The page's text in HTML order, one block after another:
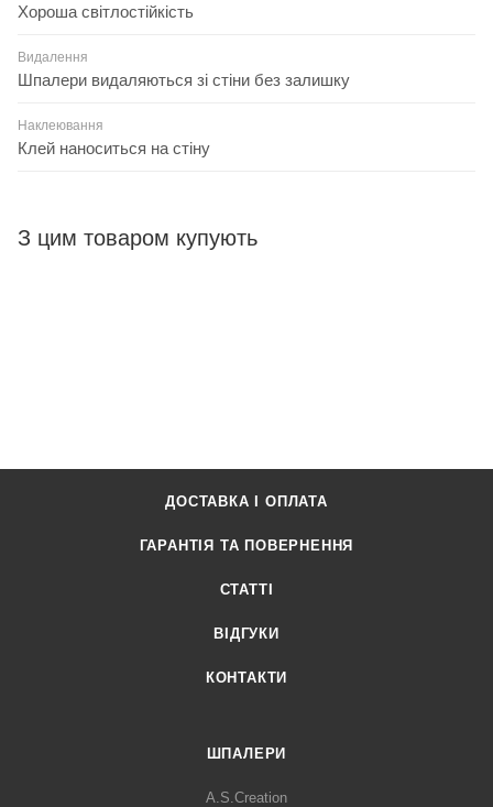
Хороша світлостійкість
Видалення
Шпалери видаляються зі стіни без залишку
Наклеювання
Клей наноситься на стіну
З цим товаром купують
ДОСТАВКА І ОПЛАТА
ГАРАНТІЯ ТА ПОВЕРНЕННЯ
СТАТТІ
ВІДГУКИ
КОНТАКТИ
ШПАЛЕРИ
A.S.Creation